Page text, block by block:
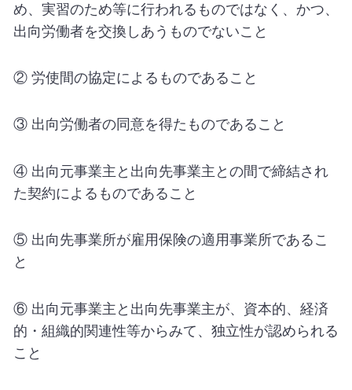
め、実習のため等に行われるものではなく、かつ、
出向労働者を交換しあうものでないこと
② 労使間の協定によるものであること
③ 出向労働者の同意を得たものであること
④ 出向元事業主と出向先事業主との間で締結され
た契約によるものであること
⑤ 出向先事業所が雇用保険の適用事業所であるこ
と
⑥ 出向元事業主と出向先事業主が、資本的、経済
的・組織的関連性等からみて、独立性が認められる
こと